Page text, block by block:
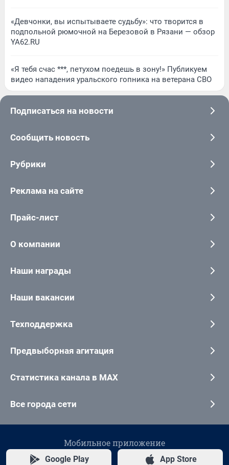
«Девчонки, вы испытываете судьбу»: что творится в
подпольной рюмочной на Березовой в Рязани — обзор
YA62.RU
«Я тебя счас ***, петухом поедешь в зону!» Публикуем
видео нападения уральского гопника на ветерана СВО
Подписаться на новости
Сообщить новость
Рубрики
Реклама на сайте
Прайс-лист
О компании
Наши награды
Наши вакансии
Техподдержка
Предвыборная агитация
Статистика канала в MAX
Все города сети
Мобильное приложение
Google Play App Store